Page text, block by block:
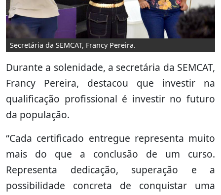
Secretária da SEMCAT, Francy Pereira.
Durante a solenidade, a secretária da SEMCAT,
Francy Pereira, destacou que investir na
qualificação profissional é investir no futuro
da população.
“Cada certificado entregue representa muito
mais do que a conclusão de um curso.
Representa dedicação, superação e a
possibilidade concreta de conquistar uma